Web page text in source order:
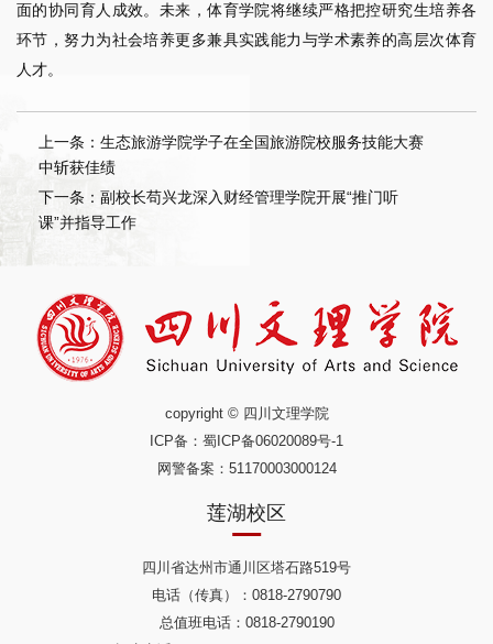
面的协同育人成效。未来，体育学院将继续严格把控研究生培养各
环节，努力为社会培养更多兼具实践能力与学术素养的高层次体育
人才。
上一条：生态旅游学院学子在全国旅游院校服务技能大赛
中斩获佳绩
下一条：副校长苟兴龙深入财经管理学院开展“推门听
课”并指导工作
copyright © 四川文理学院
ICP备： 蜀ICP备06020089号-1
网警备案：51170003000124
莲湖校区
四川省达州市通川区塔石路519号
电话（传真）：0818-2790790
总值班电话：0818-2790190